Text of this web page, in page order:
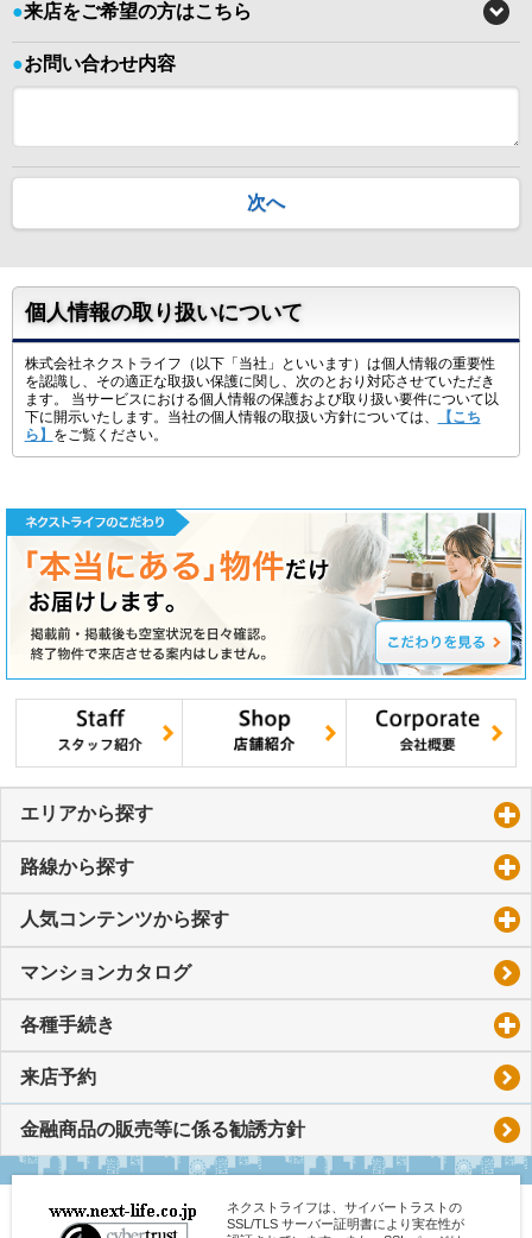
●来店をご希望の方はこちら
●お問い合わせ内容
次へ
個人情報の取り扱いについて
株式会社ネクストライフ（以下「当社」といいます）は個人情報の重要性
を認識し、その適正な取扱い保護に関し、次のとおり対応させていただき
ます。 当サービスにおける個人情報の保護および取り扱い要件について以
下に開示いたします。当社の個人情報の取扱い方針については、
【こち
ら】
をご覧ください。
エリアから探す
路線から探す
人気コンテンツから探す
マンションカタログ
各種手続き
来店予約
金融商品の販売等に係る勧誘方針
ネクストライフは、サイバートラストの
SSL/TLS サーバー証明書により実在性が